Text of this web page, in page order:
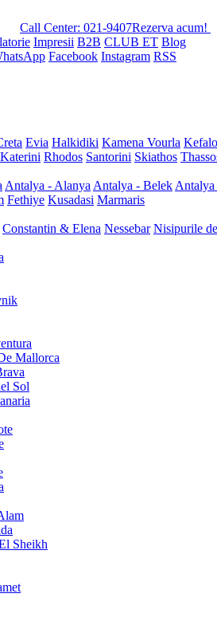
Call Center: 021-9407Rezerva acum!
Impresii B2B CLUB ET Blog
Facebook Instagram RSS
Evia Halkidiki Kamena Vourla
Rhodos Santorini Skiathos
Antalya - Alanya Antalya - Belek
Fethiye Kusadasi Marmaris
Constantin & Elena Nessebar Nisipurile
Mallorca
Sol
Sheikh